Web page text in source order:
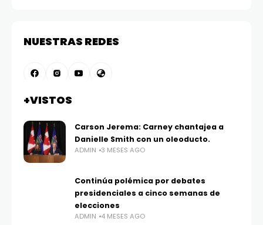
NUESTRAS REDES
+VISTOS
Carson Jerema: Carney chantajea a
Danielle Smith con un oleoducto.
ADMIN 3 MESES AGO
Continúa polémica por debates
presidenciales a cinco semanas de
elecciones
ADMIN 4 MESES AGO